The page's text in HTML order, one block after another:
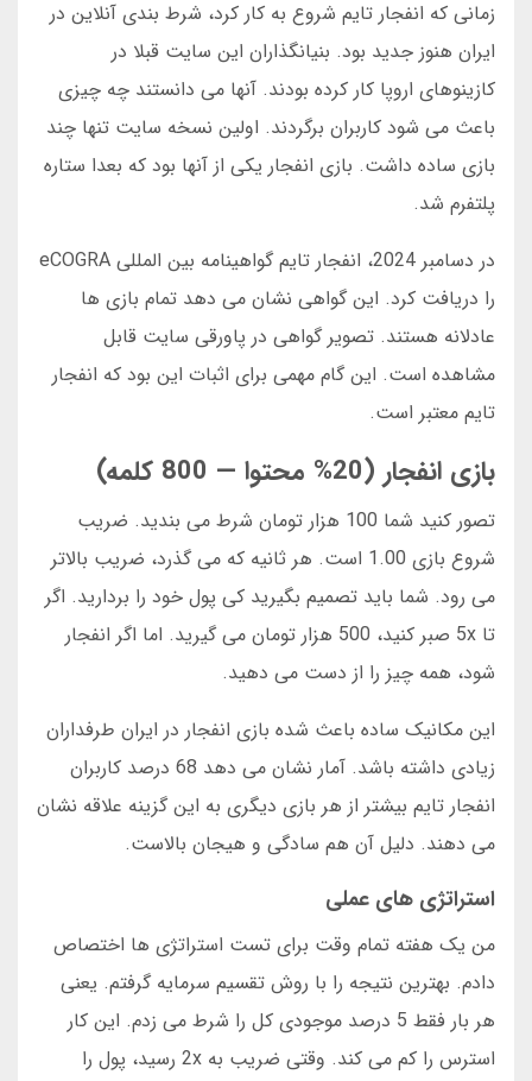
زمانی که انفجار تایم شروع به کار کرد، شرط بندی آنلاین در
ایران هنوز جدید بود. بنیانگذاران این سایت قبلا در
کازینوهای اروپا کار کرده بودند. آنها می دانستند چه چیزی
باعث می شود کاربران برگردند. اولین نسخه سایت تنها چند
بازی ساده داشت. بازی انفجار یکی از آنها بود که بعدا ستاره
پلتفرم شد.
در دسامبر 2024، انفجار تایم گواهینامه بین المللی eCOGRA
را دریافت کرد. این گواهی نشان می دهد تمام بازی ها
عادلانه هستند. تصویر گواهی در پاورقی سایت قابل
مشاهده است. این گام مهمی برای اثبات این بود که انفجار
تایم معتبر است.
بازی انفجار (20% محتوا — 800 کلمه)
تصور کنید شما 100 هزار تومان شرط می بندید. ضریب
شروع بازی 1.00 است. هر ثانیه که می گذرد، ضریب بالاتر
می رود. شما باید تصمیم بگیرید کی پول خود را بردارید. اگر
تا 5x صبر کنید، 500 هزار تومان می گیرید. اما اگر انفجار
شود، همه چیز را از دست می دهید.
این مکانیک ساده باعث شده بازی انفجار در ایران طرفداران
زیادی داشته باشد. آمار نشان می دهد 68 درصد کاربران
انفجار تایم بیشتر از هر بازی دیگری به این گزینه علاقه نشان
می دهند. دلیل آن هم سادگی و هیجان بالاست.
استراتژی های عملی
من یک هفته تمام وقت برای تست استراتژی ها اختصاص
دادم. بهترین نتیجه را با روش تقسیم سرمایه گرفتم. یعنی
هر بار فقط 5 درصد موجودی کل را شرط می زدم. این کار
استرس را کم می کند. وقتی ضریب به 2x رسید، پول را